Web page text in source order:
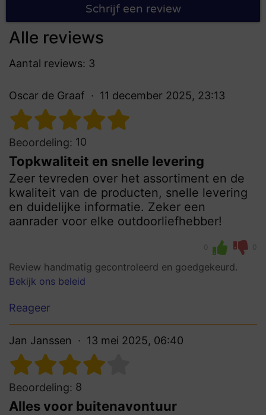
Schrijf een review
Alle reviews
Aantal reviews: 3
Oscar de Graaf 11 december 2025, 23:13
Beoordeling: 10
Topkwaliteit en snelle levering
Zeer tevreden over het assortiment en de
kwaliteit van de producten, snelle levering
en duidelijke informatie. Zeker een
aanrader voor elke outdoorliefhebber!
0 0
Review handmatig gecontroleerd en goedgekeurd.
Bekijk ons beleid
Reageer
Jan Janssen 13 mei 2025, 06:40
Beoordeling: 8
Alles voor buitenavontuur